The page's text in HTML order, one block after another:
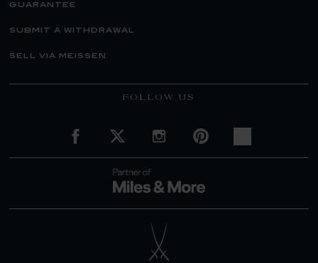
guarantee
submit a withdrawal
sell via meissen
FOLLOW US